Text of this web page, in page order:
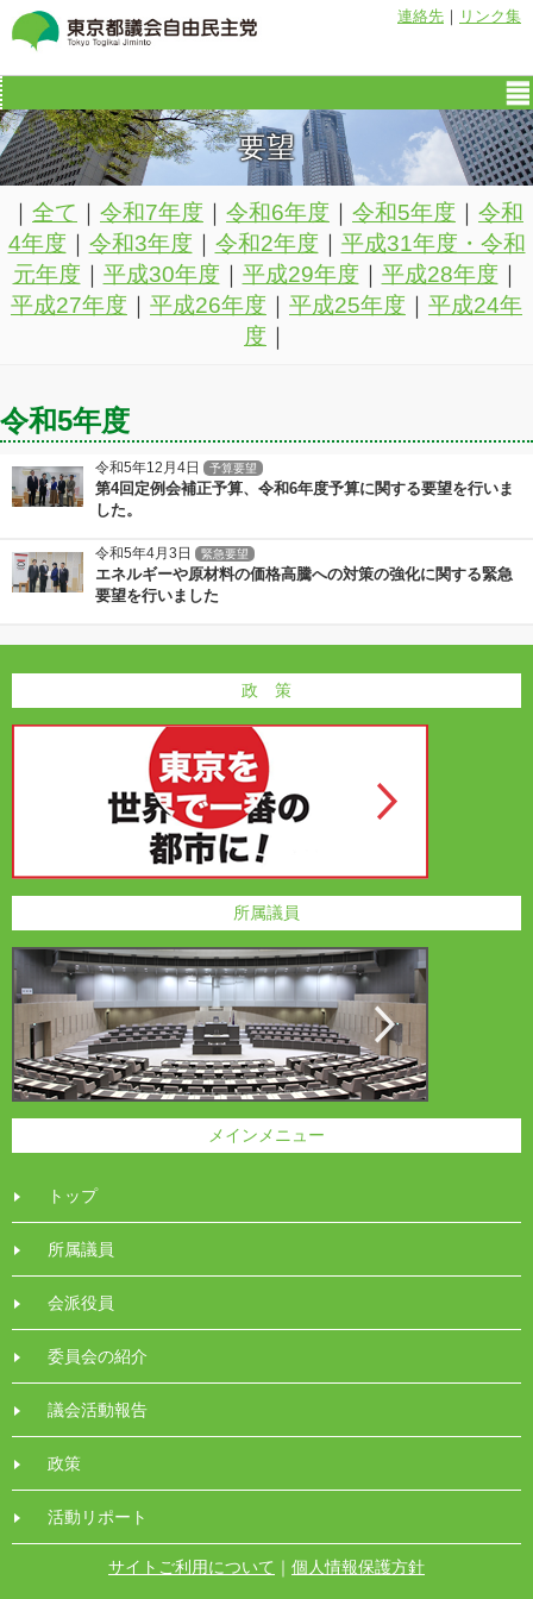
連絡先 ｜ リンク集
要望
全て 令和7年度 令和6年度 令和5年度
令和
4年度
令和3年度 令和2年度
平成31年度・令和
元年度
平成30年度 平成29年度 平成28年度
平成27年度
平成26年度 平成25年度
平成24年
度
令和5年度
令和5年12月4日 予算要望
第4回定例会補正予算、令和6年度予算に関する要望を行いま
した。
令和5年4月3日 緊急要望
エネルギーや原材料の価格高騰への対策の強化に関する緊急
要望を行いました
政 策
所属議員
メインメニュー
トップ
所属議員
会派役員
委員会の紹介
議会活動報告
政策
活動リポート
サイトご利用について ｜ 個人情報保護方針